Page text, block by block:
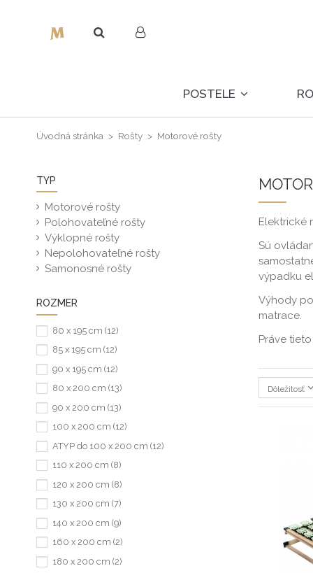
POSTELE
Úvodná stránka Rošty Motorové rošty
Elektrické
Sú
výpadku
Výhody
matrace.
Práve
Dôležitosť
TYP
Motorové rošty
Polohovateľné rošty
Výklopné rošty
Nepolohovateľné rošty
Samonosné rošty
ROZMER
80 x 195 cm (12)
85 x 195 cm (12)
90 x 195 cm (12)
80 x 200 cm (13)
90 x 200 cm (13)
100 x 200 cm (12)
ATYP do 100 x 200 cm (12)
110 x 200 cm (8)
120 x 200 cm (8)
130 x 200 cm (7)
140 x 200 cm (9)
160 x 200 cm (2)
180 x 200 cm (2)